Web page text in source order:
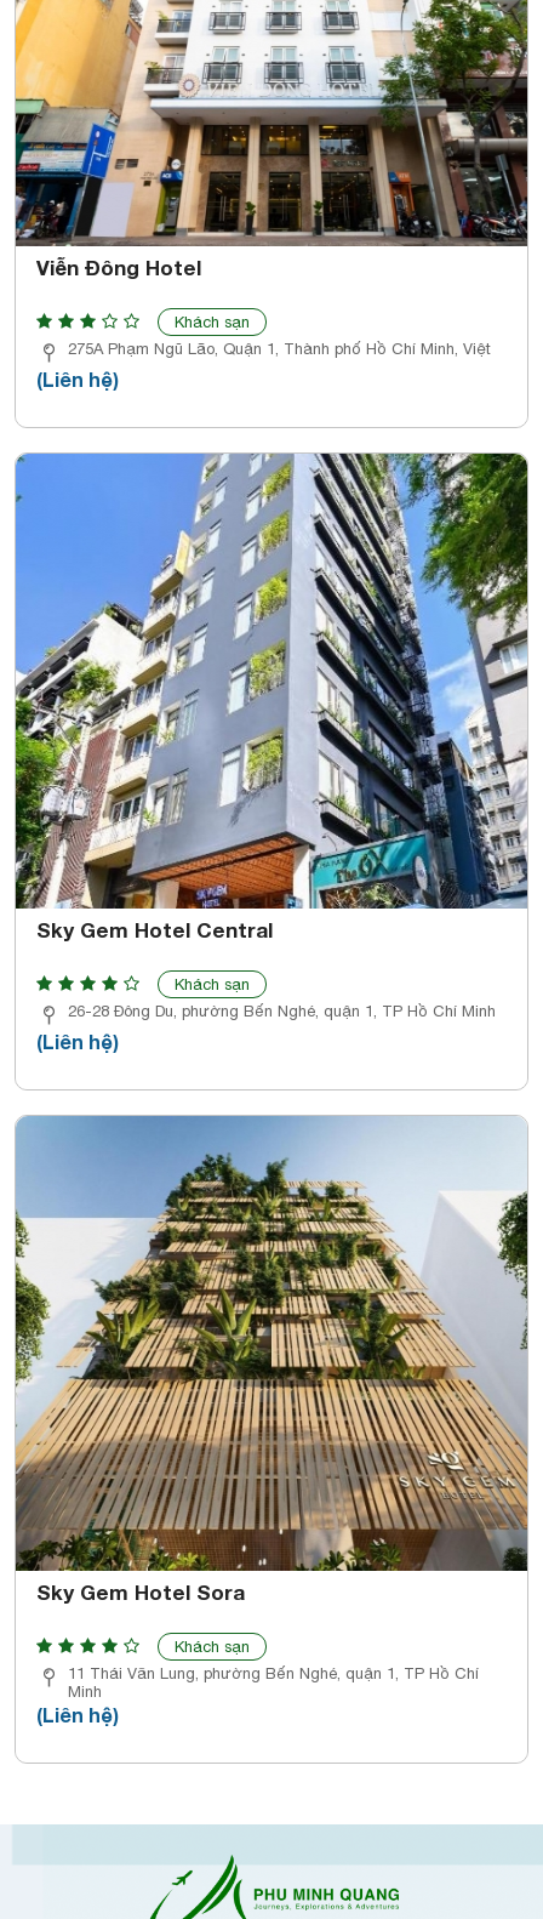
Viễn Đông Hotel
Khách sạn
275A Phạm Ngũ Lão, Quận 1, Thành phố Hồ Chí Minh, Việt
(Liên hệ)
Sky Gem Hotel Central
Khách sạn
26-28 Đông Du, phường Bến Nghé, quận 1, TP Hồ Chí Minh
(Liên hệ)
Sky Gem Hotel Sora
Khách sạn
11 Thái Văn Lung, phường Bến Nghé, quận 1, TP Hồ Chí
Minh
(Liên hệ)